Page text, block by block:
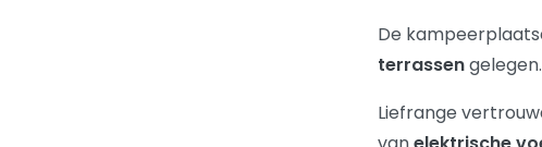
De
terrassengelegen.
Liefrange